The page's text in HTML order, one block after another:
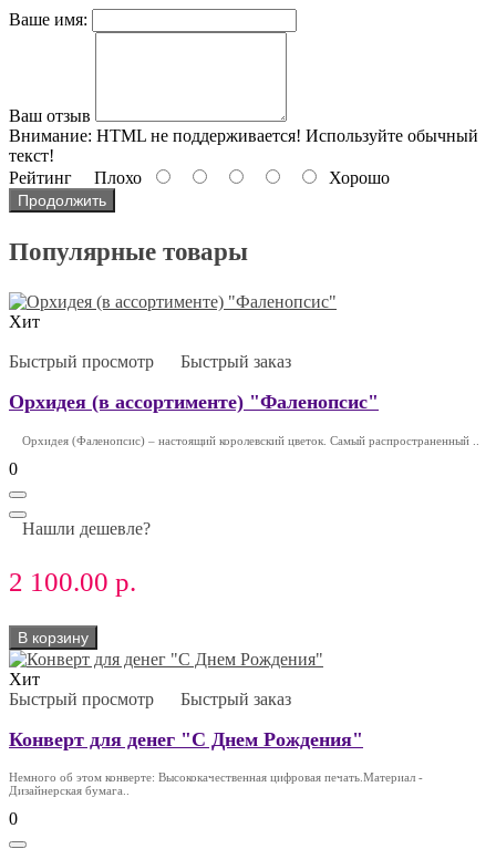
Ваше имя:
Ваш отзыв
Внимание: HTML не поддерживается! Используйте обычный
текст!
Рейтинг Плохо Хорошо
Продолжить
Популярные товары
Хит
Быстрый просмотр Быстрый заказ
Орхидея (в ассортименте) "Фаленопсис"
Орхидея (Фаленопсис) – настоящий королевский цветок. Самый распространенный ..
0
Нашли дешевле?
2 100.00 р.
В корзину
Хит
Быстрый просмотр
Быстрый заказ
Конверт для денег "С Днем Рождения"
Немного об этом конверте: Высококачественная цифровая печать.Материал -
Дизайнерская бумага..
0